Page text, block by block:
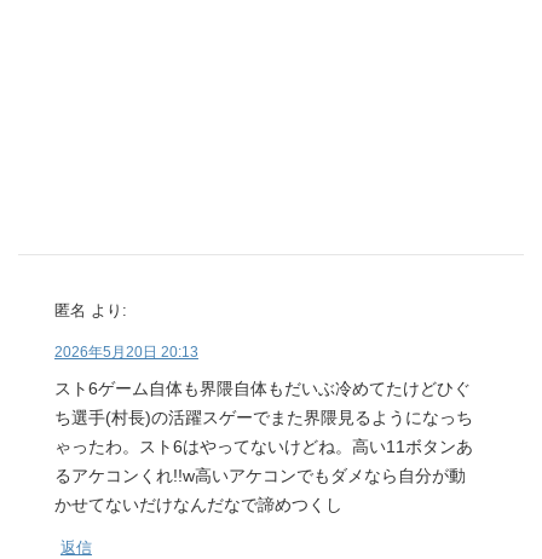
匿名 より:
2026年5月20日 20:13
スト6ゲーム自体も界隈自体もだいぶ冷めてたけどひぐ
ち選手(村長)の活躍スゲーでまた界隈見るようになっち
ゃったわ。スト6はやってないけどね。高い11ボタンあ
るアケコンくれ!!w高いアケコンでもダメなら自分が動
かせてないだけなんだなで諦めつくし
返信